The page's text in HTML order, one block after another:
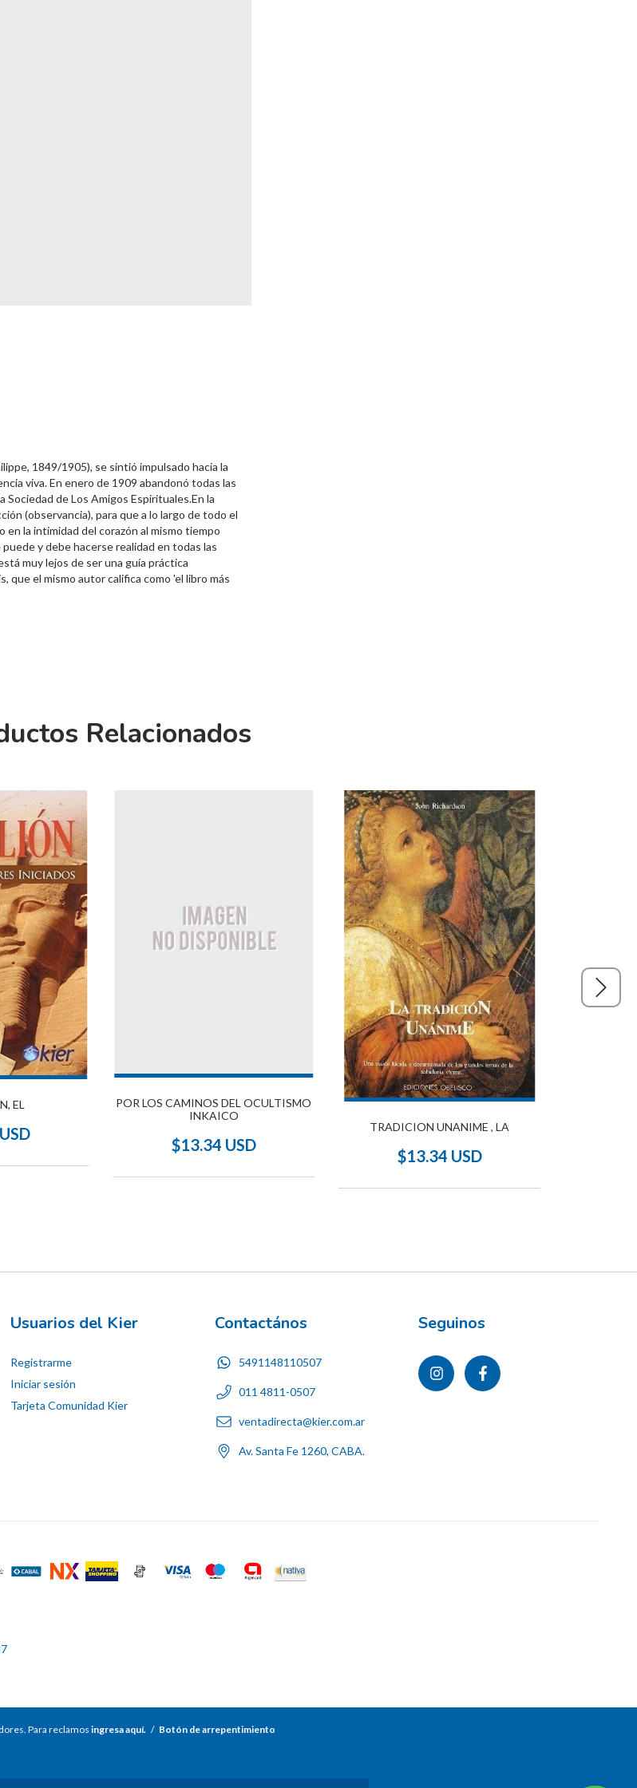
1849/1905), se sintió impulsado hacia la
viva. En enero de 1909 abandonó todas las
de Los Amigos Espirituales.En la
(observancia), para que a lo largo de todo el
la intimidad del corazón al mismo tiempo
y debe hacerse realidad en todas las
muy lejos de ser una guía práctica
que el mismo autor califica como 'el libro más
Relacionados
EL
POR LOS CAMINOS DEL OCULTISMO
INKAICO
$13.34 USD
TRADICION UNANIME , LA
$13.34 USD
Usuarios del Kier
Registrarme
Iniciar sesión
Tarjeta Comunidad Kier
Contactános
5491148110507
011 4811-0507
ventadirecta@kier.com.ar
Av. Santa Fe 1260, CABA.
Seguinos
Para reclamosingresa aquí. / Botón de arrepentimiento